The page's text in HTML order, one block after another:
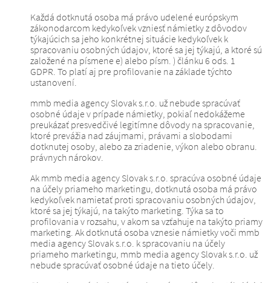
Každá dotknutá osoba má právo udelené európskym
zákonodarcom kedykoľvek vzniesť námietky z dôvodov
týkajúcich sa jeho konkrétnej situácie kedykoľvek k
spracovaniu osobných údajov, ktoré sa jej týkajú, a ktoré sú
založené na písmene e) alebo písm. ) článku 6 ods. 1
GDPR. To platí aj pre profilovanie na základe týchto
ustanovení.
mmb media agency Slovak s.r.o. už nebude spracúvať
osobné údaje v prípade námietky, pokiaľ nedokážeme
preukázať presvedčivé legitímne dôvody na spracovanie,
ktoré prevážia nad záujmami, právami a slobodami
dotknutej osoby, alebo za zriadenie, výkon alebo obranu.
právnych nárokov.
Ak mmb media agency Slovak s.r.o. spracúva osobné údaje
na účely priameho marketingu, dotknutá osoba má právo
kedykoľvek namietať proti spracovaniu osobných údajov,
ktoré sa jej týkajú, na takýto marketing. Týka sa to
profilovania v rozsahu, v akom sa vzťahuje na takýto priamy
marketing. Ak dotknutá osoba vznesie námietky voči mmb
media agency Slovak s.r.o. k spracovaniu na účely
priameho marketingu, mmb media agency Slovak s.r.o. už
nebude spracúvať osobné údaje na tieto účely.